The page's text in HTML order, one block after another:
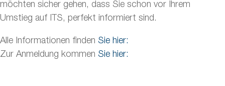
möchten sicher gehen, dass Sie schon vor Ihrem
Umstieg auf ITS, perfekt informiert sind.
Alle Informationen finden Sie hier:
Zur Anmeldung kommen Sie hier: